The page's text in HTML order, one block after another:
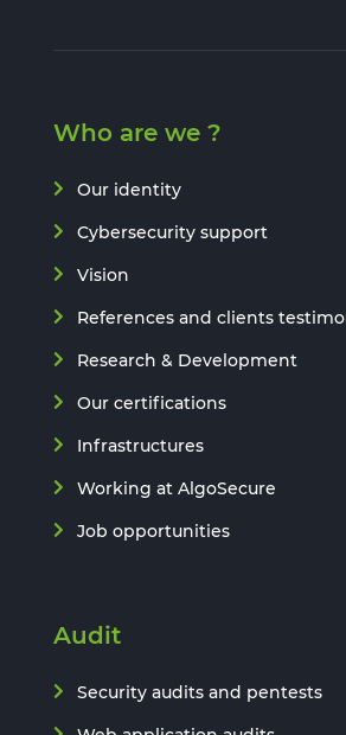
Who are we ?
Our identity
Cybersecurity support
Vision
References and clients
Research & Development
Our certifications
Infrastructures
Working at AlgoSecure
Job opportunities
Audit
Security audits and pentests